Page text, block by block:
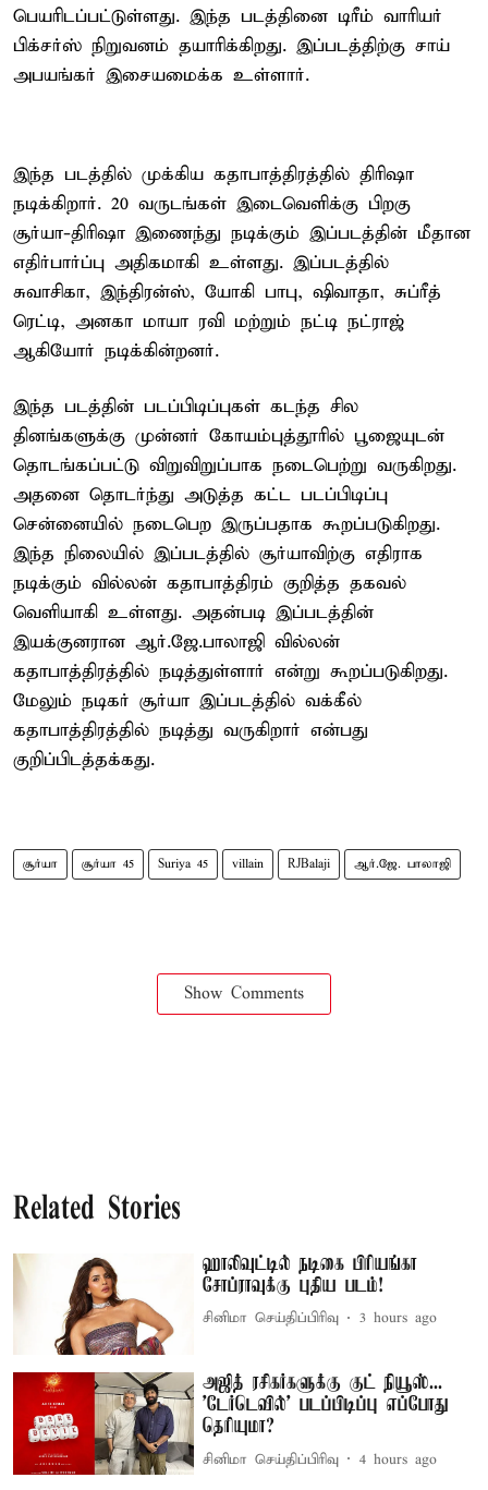
பெயரிடப்பட்டுள்ளது. இந்த படத்தினை டிரீம் வாரியர்
பிக்சர்ஸ் நிறுவனம் தயாரிக்கிறது. இப்படத்திற்கு சாய்
அபயங்கர் இசையமைக்க உள்ளார்.
இந்த படத்தில் முக்கிய கதாபாத்திரத்தில் திரிஷா
நடிக்கிறார். 20 வருடங்கள் இடைவெளிக்கு பிறகு
சூர்யா-திரிஷா இணைந்து நடிக்கும் இப்படத்தின் மீதான
எதிர்பார்ப்பு அதிகமாகி உள்ளது. இப்படத்தில்
சுவாசிகா, இந்திரன்ஸ், யோகி பாபு, ஷிவாதா, சுப்ரீத்
ரெட்டி, அனகா மாயா ரவி மற்றும் நட்டி நட்ராஜ்
ஆகியோர் நடிக்கின்றனர்.
இந்த படத்தின் படப்பிடிப்புகள் கடந்த சில
தினங்களுக்கு முன்னர் கோயம்புத்தூரில் பூஜையுடன்
தொடங்கப்பட்டு விறுவிறுப்பாக நடைபெற்று வருகிறது.
அதனை தொடர்ந்து அடுத்த கட்ட படப்பிடிப்பு
சென்னையில் நடைபெற இருப்பதாக கூறப்படுகிறது.
இந்த நிலையில் இப்படத்தில் சூர்யாவிற்கு எதிராக
நடிக்கும் வில்லன் கதாபாத்திரம் குறித்த தகவல்
வெளியாகி உள்ளது. அதன்படி இப்படத்தின்
இயக்குனரான ஆர்.ஜே.பாலாஜி வில்லன்
கதாபாத்திரத்தில் நடித்துள்ளார் என்று கூறப்படுகிறது.
மேலும் நடிகர் சூர்யா இப்படத்தில் வக்கீல்
கதாபாத்திரத்தில் நடித்து வருகிறார் என்பது
குறிப்பிடத்தக்கது.
சூர்யா சூர்யா 45 Suriya 45 villain RJBalaji ஆர்.ஜே. பாலாஜி
Show Comments
Related Stories
ஹாலிவுட்டில் நடிகை பிரியங்கா
சோப்ராவுக்கு புதிய படம்!
சினிமா செய்திப்பிரிவு 3 hours ago
அஜித் ரசிகர்களுக்கு குட் நியூஸ்...
'டேர்டெவில்' படப்பிடிப்பு எப்போது
தெரியுமா?
சினிமா செய்திப்பிரிவு 4 hours ago